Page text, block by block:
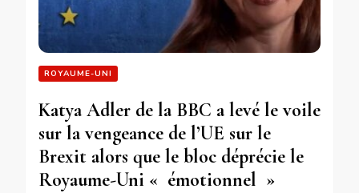
ROYAUME-UNI
Katya Adler de la BBC a levé le voile
sur la vengeance de l’UE sur le
Brexit alors que le bloc déprécie le
Royaume-Uni « émotionnel »